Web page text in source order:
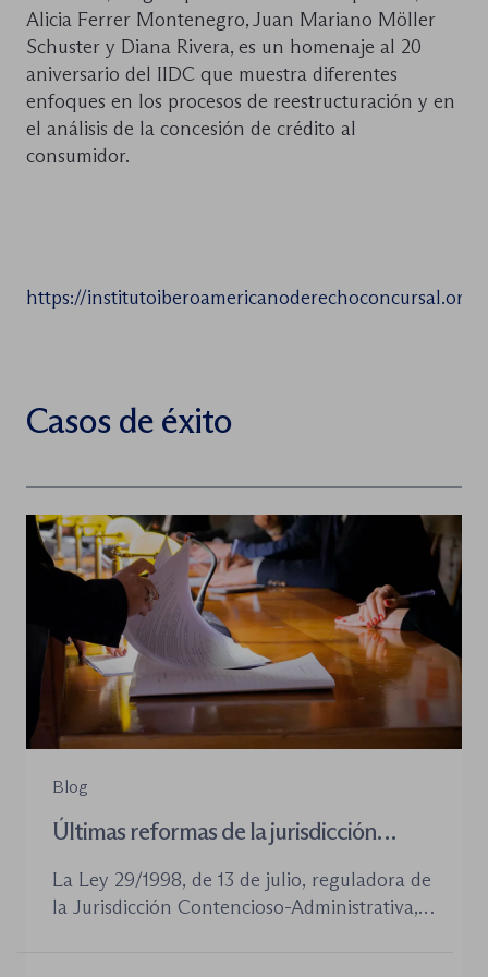
Alicia Ferrer Montenegro, Juan Mariano Möller
Schuster y Diana Rivera, es un homenaje al 20
aniversario del IIDC que muestra diferentes
enfoques en los procesos de reestructuración y en
el análisis de la concesión de crédito al
consumidor.
https://
Casos de éxito
Blog
Últimas reformas de la jurisdicción
La Ley 29/1998, de 13 de julio, reguladora de
la Jurisdicción Contencioso-Administrativa,